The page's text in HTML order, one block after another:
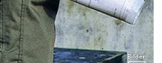
Bilder